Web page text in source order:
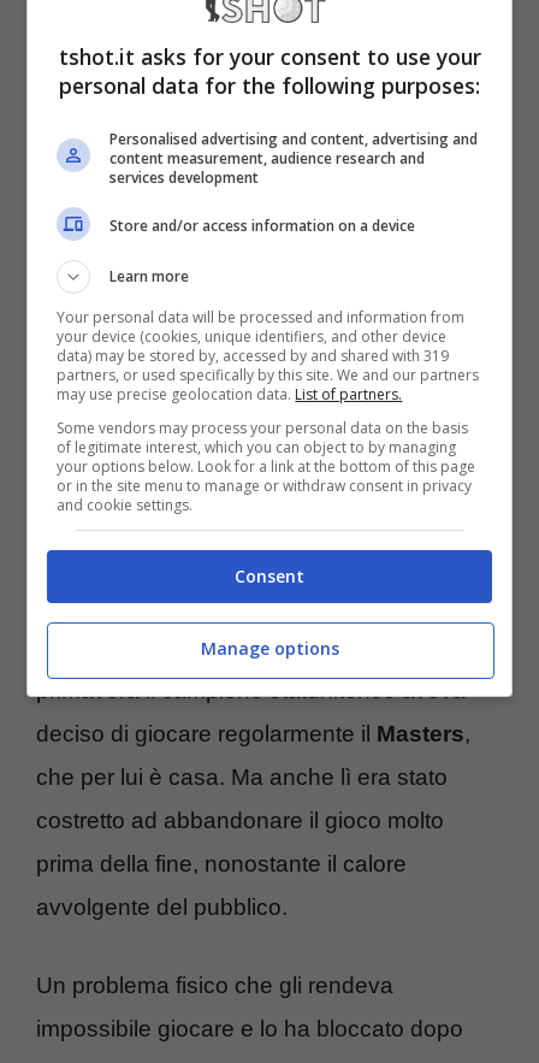
I fan in effetti hanno temuto per le sue
condizioni, almeno fino a quando è arrivata
la spiegazione ufficiale. Soffriva di sintomi
influenzali e una forte febbre salita
all’improvviso. Condizioni che lo hanno
costretto anche aduna endovenosa
reintegrare i fluidi persi.
Tiger Woods, ormai ci
siamo: è arrivato l’annuncio
che tutti i tifosi di golf
stavano aspettando
Prima di quel ritiro, doloroso e clamoroso, ne
era arrivato anche un altro. La scorsa
primavera il campione statunitense aveva
deciso di giocare regolarmente il Masters,
che per lui è casa. Ma anche lì era stato
costretto ad abbandonare il gioco molto
prima della fine, nonostante il calore
avvolgente del pubblico.
Un problema fisico che gli rendeva
impossibile giocare e lo ha bloccato dopo
tshot.it asks for your consent to use your
personal data for the following purposes:
Personalised advertising and content, advertising and
content measurement, audience research and
services development
Store and/or access information on a device
Learn more
Your personal data will be processed and information from
your device (cookies, unique identifiers, and other device
data) may be stored by, accessed by and shared with 319
partners, or used specifically by this site. We and our partners
may use precise geolocation data. List of partners.
Some vendors may process your personal data on the basis
of legitimate interest, which you can object to by managing
your options below. Look for a link at the bottom of this page
or in the site menu to manage or withdraw consent in privacy
and cookie settings.
Consent
Manage options